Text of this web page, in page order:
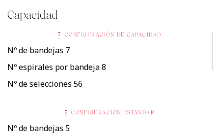
Capacidad
CONFIGURACIÓN DE CAPACIDAD
Nº de bandejas 7
Nº espirales por bandeja8
Nº de selecciones 56
CONFIGURACIÓN ESTÁNDAR
Nº de bandejas 5